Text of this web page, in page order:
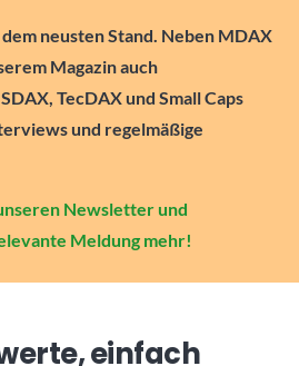
neusten Stand. Neben MDAX
Magazin auch
TecDAX und Small Caps
und regelmäßige
Newsletter und
Meldung mehr!
einfach